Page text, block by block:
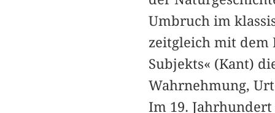
Umbruch im
zeitgleich mit dem
Subjekts« (Kant)
Wahrnehmung,
Im 19.